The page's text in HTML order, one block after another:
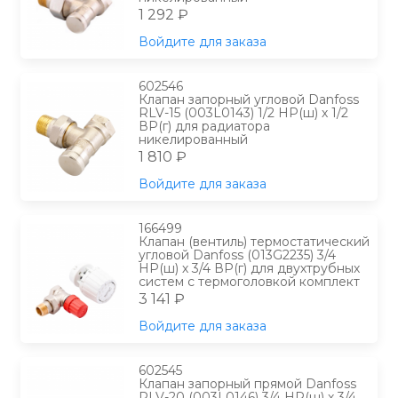
1 292 ₽
Войдите для заказа
602546
Клапан запорный угловой Danfoss
RLV-15 (003L0143) 1/2 НР(ш) х 1/2
ВР(г) для радиатора
никелированный
1 810 ₽
Войдите для заказа
166499
Клапан (вентиль) термостатический
угловой Danfoss (013G2235) 3/4
НР(ш) х 3/4 ВР(г) для двухтрубных
систем с термоголовкой комплект
3 141 ₽
Войдите для заказа
602545
Клапан запорный прямой Danfoss